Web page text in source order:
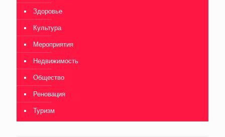
Здоровье
Культура
Мероприятия
Недвижимость
Общество
Реновация
Туризм